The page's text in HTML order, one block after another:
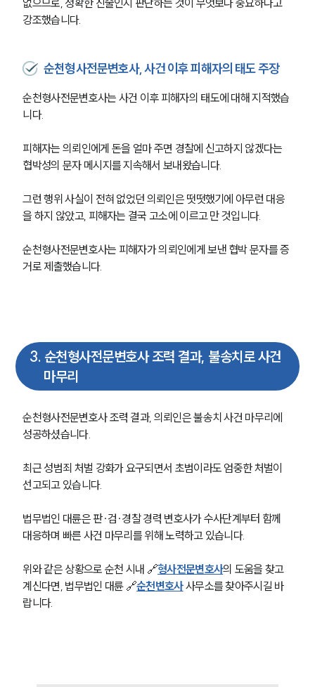
강조했습니다.
순천형사전문변호사, 사건 이후 피해자의 태도 주장
순천형사전문변호사는 사건 이후 피해자의 태도에 대해 지적했습
니다.
피해자는 의뢰인에게 돈을 얼마 주면 경찰에 신고하지 않겠다는
협박성의 문자 메시지를 지속해서 보내왔습니다.
그런 행위 사실이 전혀 없었던 의뢰인은 떳떳했기에 아무런 대응
을 하지 않았고, 피해자는 결국 고소에 이르고 만 것입니다.
순천형사전문변호사는 피해자가 의뢰인에게 보낸 협박 문자를 증
거로 제출했습니다.
3. 순천형사전문변호사 조력 결과, 불송치로 사건
마무리
순천형사전문변호사 조력 결과, 의뢰인은 불송치 사건 마무리에
성공하셨습니다.
최근 성범죄 처벌 강화가 요구되면서 초범이라도 엄중한 처벌이
선고되고 있습니다.
법무법인 대륜은 판∙검∙경찰 경력 변호사가 수사단계부터 함께
대응하며 빠른 사건 마무리를 위해 노력하고 있습니다.
위와 같은 상황으로 순천 시내 🔗형사전문변호사의 도움을 찾고
계신다면, 법무법인 대륜 🔗순천변호사 사무소를 찾아주시길 바
랍니다.